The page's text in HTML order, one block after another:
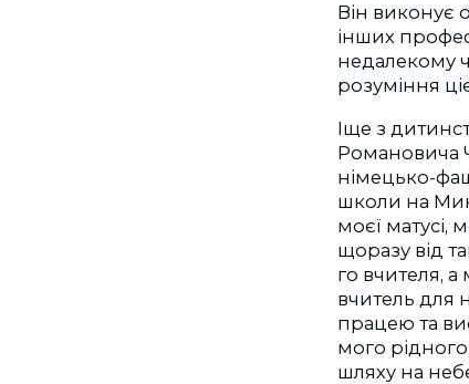
Він виконує
інших
недалекому
розуміння
Іще з
Романовича
німецько-
школи на
моєї матусі,
щоразу від
го вчителя,
вчитель для
працею та
мого рідного
шляху на